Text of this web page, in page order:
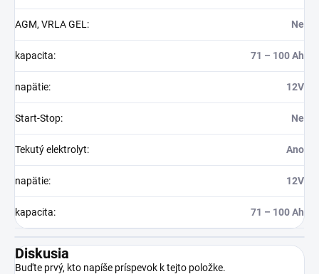
AGM, VRLA GEL: Ne
kapacita: 71 – 100 Ah
napätie: 12V
Start-Stop: Ne
Tekutý elektrolyt: Ano
napätie: 12V
kapacita: 71 – 100 Ah
Diskusia
Buďte prvý, kto napíše príspevok k tejto položke.